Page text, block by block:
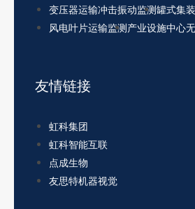
变压器运输冲击振动监测罐式集
风电叶片运输监测 产业设施中心
友情链接
虹科集团
虹科智能互联
点成生物
友思特机器视觉